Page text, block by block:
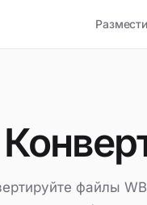
файлы